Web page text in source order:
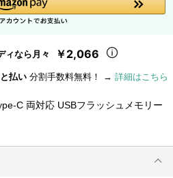
ィなら月々 ￥2,066
払い 分割手数料無料！ → 詳細はこちら
C 両対応 USBフラッシュメモリー